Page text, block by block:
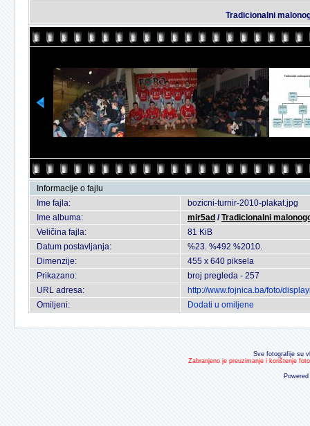
Tradicionalni
Informacije o fajlu
Ime fajla:
bozicni-turnir-2010-plakat.jpg
Ime albuma:
mir5ad /Tradicionalni
Veličina fajla:
81 KiB
Datum postavljanja:
%23. %492 %2010.
Dimenzije:
455 x 640 piksela
Prikazano:
broj pregleda - 257
URL adresa:
http://www.fojnica.ba/foto/
Omiljeni:
Dodati u omiljene
Sve fotografije su
Zabranjeno je preuzimanje i korištenje